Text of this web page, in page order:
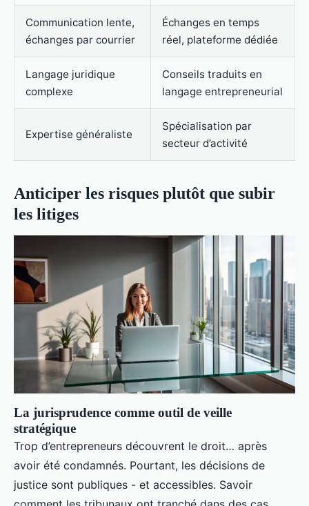
Communication lente,
échanges par courrier
Échanges en temps
réel, plateforme dédiée
Langage juridique
complexe
Conseils traduits en
langage entrepreneurial
Expertise généraliste
Spécialisation par
secteur d’activité
Anticiper les risques plutôt que subir
les litiges
La jurisprudence comme outil de veille
stratégique
Trop d’entrepreneurs découvrent le droit… après
avoir été condamnés. Pourtant, les décisions de
justice sont publiques - et accessibles. Savoir